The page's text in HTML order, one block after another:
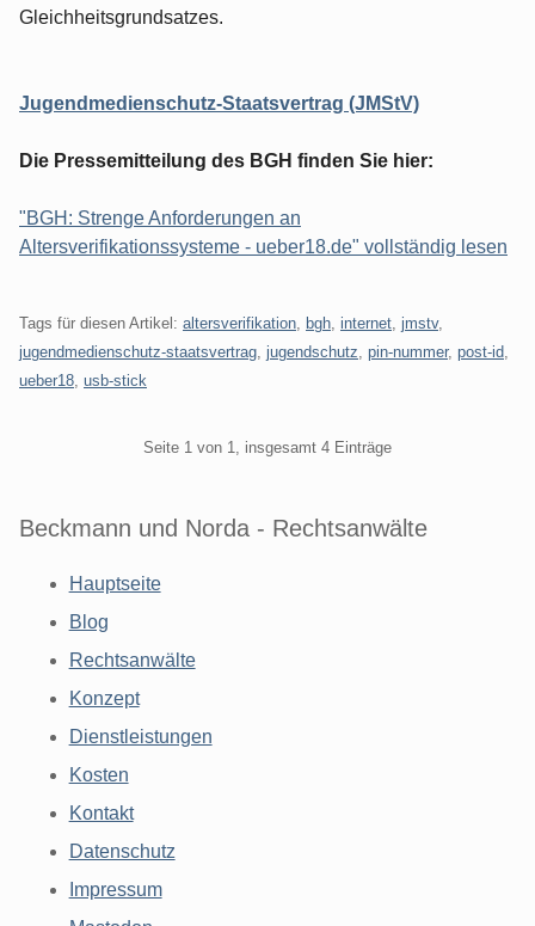
Gleichheitsgrundsatzes.
Jugendmedienschutz-Staatsvertrag (JMStV)
Die Pressemitteilung des BGH finden Sie hier:
"BGH: Strenge Anforderungen an
Altersverifikationssysteme - ueber18.de" vollständig lesen
Tags für diesen Artikel: altersverifikation bgh internet jmstv,
jugendmedienschutz-staatsvertrag jugendschutz pin-nummer, post-id
ueber18 usb-stick
Seite 1 von 1, insgesamt 4 Einträge
Beckmann und Norda - Rechtsanwälte
Hauptseite
Blog
Rechtsanwälte
Konzept
Dienstleistungen
Kosten
Kontakt
Datenschutz
Impressum